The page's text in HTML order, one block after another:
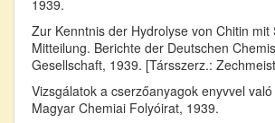
1939.
Zur Kenntnis der Hydrolyse von Chitin mit
Mitteilung. Berichte der Deutschen
Gesellschaft, 1939. [Társszerz.:
Vizsgálatok a cserzőanyagok enyvvel
Magyar Chemiai Folyóirat, 1939.